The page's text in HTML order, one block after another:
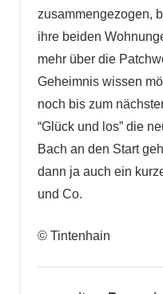
zusammengezogen,
ihre beiden
mehr über die
Geheimnis wissen
noch bis zum
“Glück und los” die
Bach an den Start
dann ja auch ein
und Co.
© Tintenhain